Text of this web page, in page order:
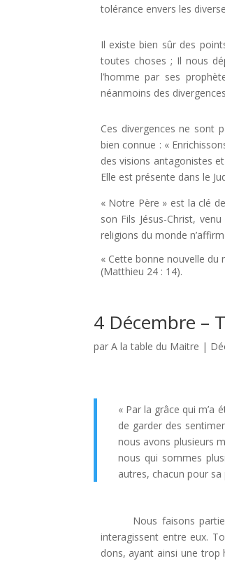
tolérance envers les
Il existe bien sûr des
toutes choses ; Il nous
l’homme par ses
néanmoins des
Ces divergences ne sont
bien connue : «
des visions antagonistes
Elle est présente dans le
« Notre Père » est la clé
son Fils Jésus-Christ,
religions du monde
« Cette bonne nouvelle
(Matthieu 24 : 14).
4 Décembre –
parA la table du Maitre |
« Par la grâce qui
de garder des
nous avons plusieurs
nous qui sommes
autres, chacun pour sa
Nous faisons
interagissent entre eux.
dons, ayant ainsi une